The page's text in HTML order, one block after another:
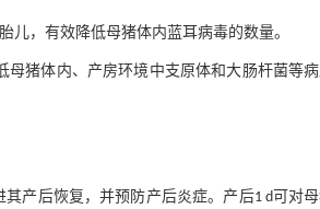
儿，有效降低母猪体内蓝耳病毒的数量。
母猪体内、产房环境中支原体和大肠杆菌等
产后恢复，并预防产后炎症。产后1 d可对